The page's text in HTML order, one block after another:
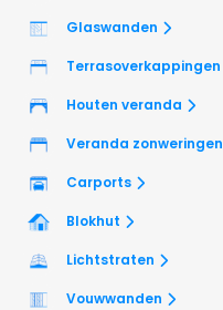
Glaswanden
Terrasoverkappingen
Houten veranda
Veranda zonweringen
Carports
Blokhut
Lichtstraten
Vouwwanden